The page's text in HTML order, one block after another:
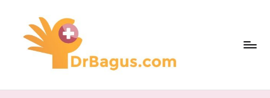
content